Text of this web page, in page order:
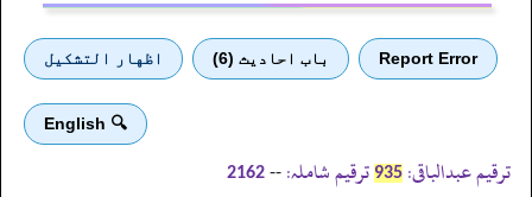
Report Error باب احادیث (6) اظهار التشكيل
🔍 English
ترقیم عبدالباقی: 935 ترقیم شاملہ: --
2162